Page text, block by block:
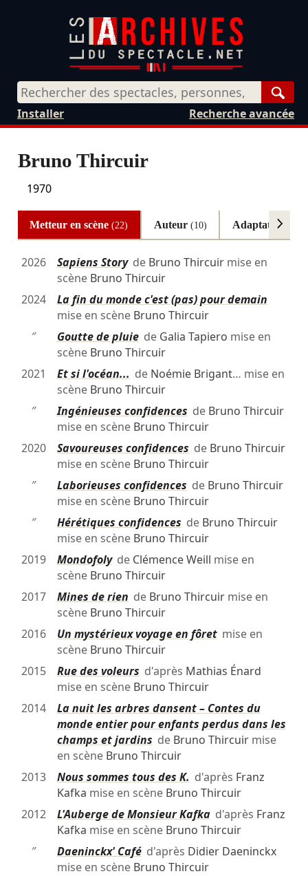
Recherche avancée
Installer
Bruno Thircuir
1970
Metteur en scène(22) Auteur (10) Adaptateur
2026 Sapiens Storyde Bruno Thircuirmise en
scène Bruno Thircuir
2024
La fin du monde c'est (pas) pour demain
mise en scène Bruno Thircuir
″
Goutte de pluiede Galia Tapiero mise en
scène Bruno Thircuir
2021
Et si l'océan... de Noémie Brigant… mise en
scène Bruno Thircuir
″
Ingénieuses confidences de Bruno Thircuir
mise en scène Bruno Thircuir
2020
Savoureuses confidences de Bruno Thircuir
mise en scène Bruno Thircuir
″
Laborieuses confidences de Bruno Thircuir
mise en scène Bruno Thircuir
″
Hérétiques confidences de Bruno Thircuir
mise en scène Bruno Thircuir
2019
Mondofolyde Clémence Weill mise en
scène Bruno Thircuir
2017
Mines de rien de Bruno Thircuirmise en
scène Bruno Thircuir
2016
Un mystérieux voyage en fôretmise en
scène Bruno Thircuir
2015
Rue des voleurs d'après Mathias Énard
mise en scène Bruno Thircuir
2014
La nuit les arbres dansent – Contes du
monde entier pour enfants perdus dans les
champs et jardins de Bruno Thircuirmise
en scène Bruno Thircuir
2013
Nous sommes tous des K. d'après Franz
Kafka mise en scène Bruno Thircuir
2012
L'Auberge de Monsieur Kafkad'après Franz
Kafka mise en scène Bruno Thircuir
″
Daeninckx' Caféd'après Didier Daeninckx
mise en scène Bruno Thircuir